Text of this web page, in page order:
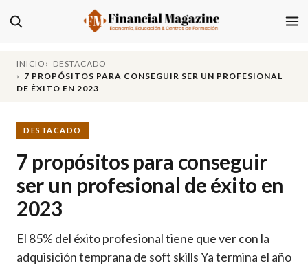
INICIO
DESTACADO
7 PROPÓSITOS PARA CONSEGUIR SER UN PROFESIONAL
DE ÉXITO EN 2023
DESTACADO
7 propósitos para conseguir
ser un profesional de éxito en
2023
El 85% del éxito profesional tiene que ver con la
adquisición temprana de soft skills Ya termina el año